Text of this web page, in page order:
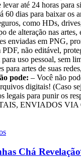
levar até 24 horas para
60 dias para baixar os
como HDs,
de alteração nas artes,
enviadas em PNG,
não editável,
uso pessoal, sem
para artes de suas
pode: – Você não
digitais! (Caso
legais para punir os
ENVIADOS VIA
Chá